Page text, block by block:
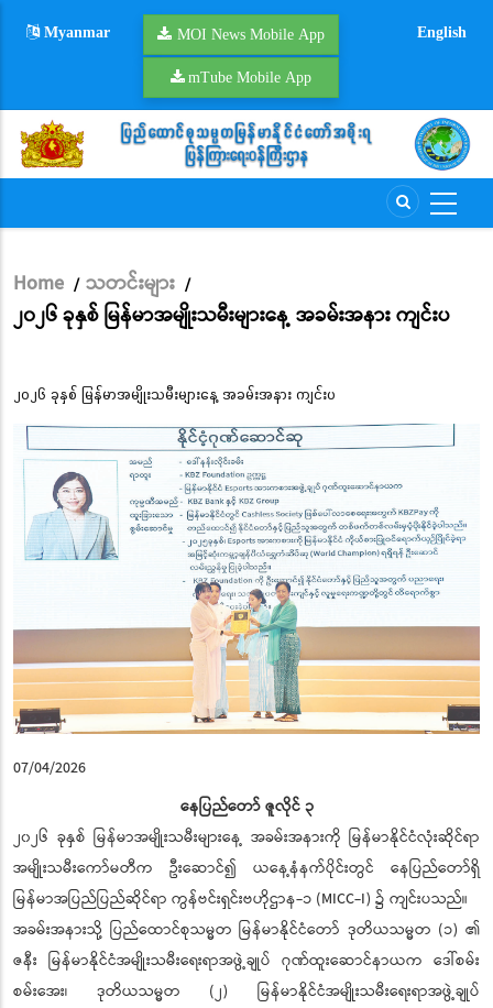
Myanmar MOI News Mobile App
mTube Mobile App
English
Breadcrumb
Home / သတင်းများ /
၂၀၂၆ ခုနှစ် မြန်မာအမျိုးသမီးများနေ့ အခမ်းအနား ကျင်းပ
၂၀၂၆ ခုနှစ် မြန်မာအမျိုးသမီးများနေ့ အခမ်းအနား ကျင်းပ
07/04/2026
နေပြည်တော် ဇူလိုင် ၃
၂၀၂၆ ခုနှစ် မြန်မာအမျိုးသမီးများနေ့ အခမ်းအနားကို မြန်မာနိုင်ငံလုံးဆိုင်ရာ
အမျိုးသမီးကော်မတီက ဦးဆောင်၍ ယနေ့နံနက်ပိုင်းတွင် နေပြည်တော်ရှိ
မြန်မာအပြည်ပြည်ဆိုင်ရာ ကွန်ဗင်းရှင်းဗဟိုဌာန-၁ (MICC-I) ၌ ကျင်းပသည်။
အခမ်းအနားသို့ ပြည်ထောင်စုသမ္မတ မြန်မာနိုင်ငံတော် ဒုတိယသမ္မတ (၁) ၏
ဇနီး မြန်မာနိုင်ငံအမျိုးသမီးရေးရာအဖွဲ့ချုပ် ဂုဏ်ထူးဆောင်နာယက ဒေါ်စမ်း
စမ်းအေး၊ ဒုတိယသမ္မတ (၂) မြန်မာနိုင်ငံအမျိုးသမီးရေးရာအဖွဲ့ချုပ်